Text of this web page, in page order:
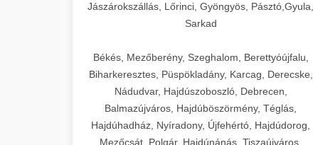
Jászárokszállás, Lőrinci, Gyöngyös, Pásztó,Gyula,
Sarkad
Békés, Mezőberény, Szeghalom, Berettyóújfalu,
Biharkeresztes, Püspökladány, Karcag, Derecske,
Nádudvar, Hajdúszoboszló, Debrecen,
Balmazújváros, Hajdúböszörmény, Téglás,
Hajdúhadház, Nyíradony, Újfehértó, Hajdúdorog,
Mezőcsát, Polgár, Hajdúnánás, Tiszaújváros,